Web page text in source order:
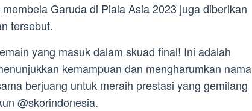
Garuda di Piala Asia 2023 juga diberikan
tersebut.
yang masuk dalam skuad final! Ini adalah
kemampuan dan mengharumkan nama
berjuang untuk meraih prestasi yang gemilang
@skorindonesia.